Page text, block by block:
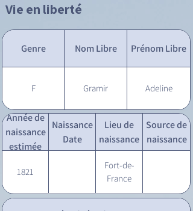
Vie en liberté
Genre Nom Libre Prénom Libre
F Gramir Adeline
Année de
naissance
estimée
Naissance
Date
Lieu de
naissance
Source de
naissance
1821
Fort-de-
France